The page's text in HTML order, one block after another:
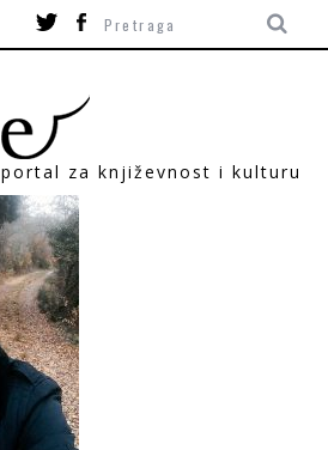
portal za književnost i kulturu